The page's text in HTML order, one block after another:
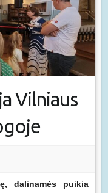
Vilniaus
dalinamės puikia